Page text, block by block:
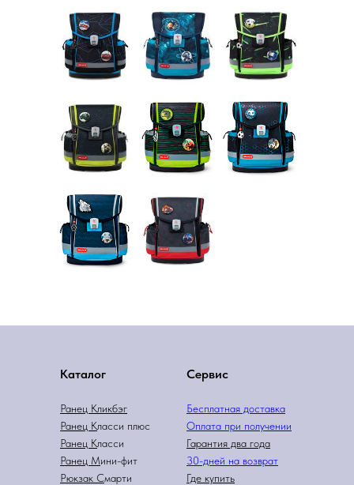
Каталог
Ранец Кликбэг
Ранец Класси плюс
Ранец Класси
Ранец Мини-фит
Рюкзак Смарти
Сервис
Бесплатная доставка
Оплата при получении
Гарантия два года
30-дней на возврат
Где купить